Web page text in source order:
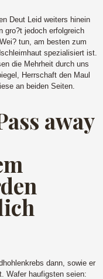
Deut Leid weiters hinein
gro?t jedoch erfolgreich
tun, am besten zum
spezialisiert ist.
die Mehrheit durch uns
Herrschaft den Maul
an beiden Seiten.
away
dann, sowie er
Wafer haufigsten seien: